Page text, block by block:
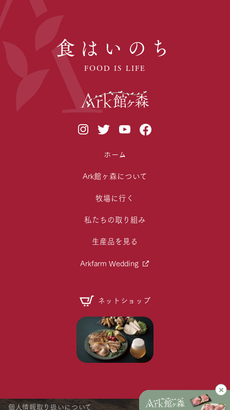
食はいのち
FOOD IS LIFE
ホーム
Ark館ヶ森について
牧場に行く
私たちの取り組み
生産品を見る
Arkfarm Wedding
ネットショップ
個人情報取り扱いについて